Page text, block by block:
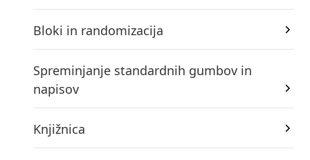
Bloki in randomizacija
Spreminjanje standardnih gumbov in
napisov
Knjižnica